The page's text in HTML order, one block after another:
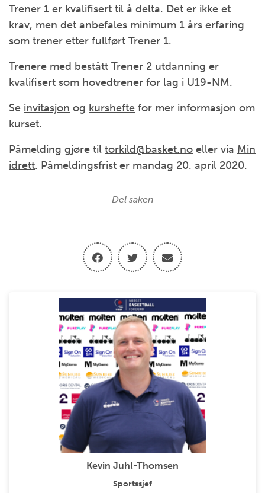
Trener 1 er kvalifisert til å delta. Det er ikke et
krav, men det anbefales minimum 1 års erfaring
som trener etter fullført Trener 1.
Trenere med bestått Trener 2 utdanning er
kvalifisert som hovedtrener for lag i U19-NM.
Se invitasjon og kurshefte for mer informasjon om
kurset.
Påmelding gjøre til torkild@basket.no eller via Min
idrett. Påmeldingsfrist er mandag 20. april 2020.
Del saken
Kevin Juhl-Thomsen
Sportssjef